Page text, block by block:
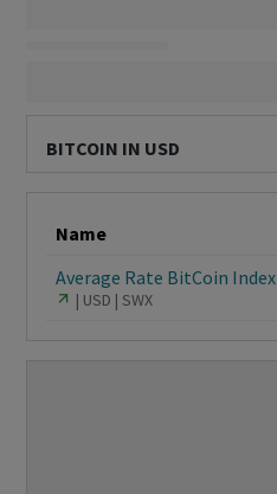
BITCOIN IN USD
Name
Average Rate BitCoin Index
USD SWX